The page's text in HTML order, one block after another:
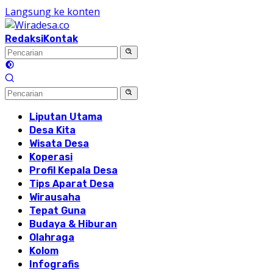
Langsung ke konten
RedaksiKontak
Liputan Utama
Desa Kita
Wisata Desa
Koperasi
Profil Kepala Desa
Tips Aparat Desa
Wirausaha
Tepat Guna
Budaya & Hiburan
Olahraga
Kolom
Infografis